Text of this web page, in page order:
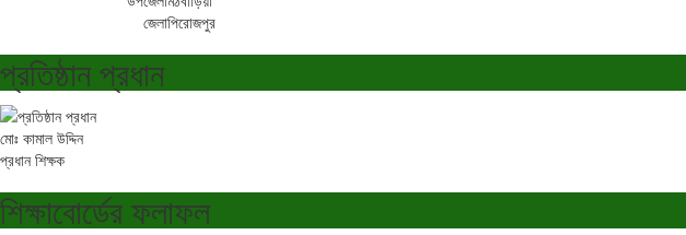
জেলাপিরোজপুর
প্রতিষ্ঠান প্রধান
মোঃ কামাল উদ্দিন
প্রধান শিক্ষক
শিক্ষাবোর্ডের ফলাফল